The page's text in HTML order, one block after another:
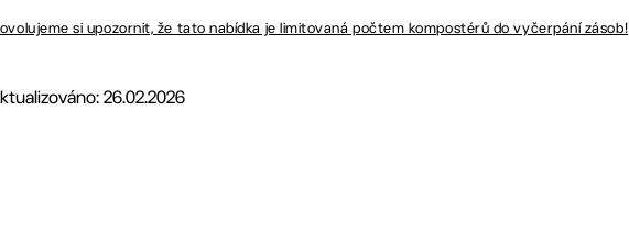
si upozornit, že tato nabídka je limitovaná počtem kompostérů do vyčerpání zásob!
26.02.2026